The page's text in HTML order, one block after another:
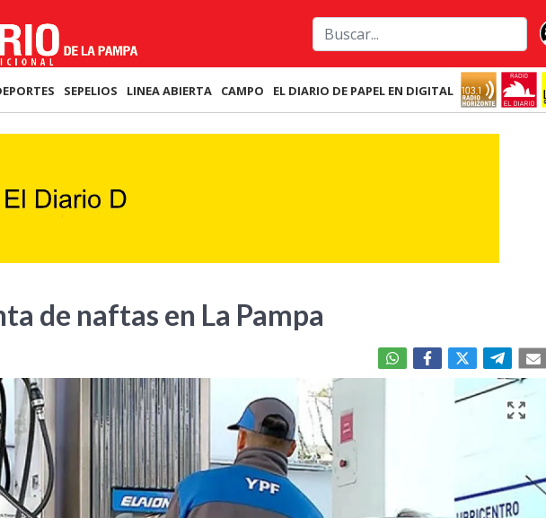
SEPELIOS LINEA ABIERTA CAMPO EL DIARIO DE PAPEL EN DIGITAL
de naftas en La Pampa